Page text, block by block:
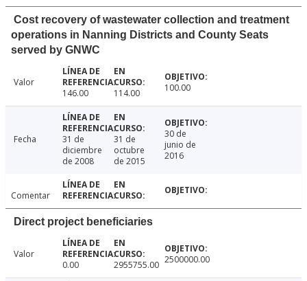
Cost recovery of wastewater collection and treatment
operations in Nanning Districts and County Seats
served by GNWC
Valor
146.00
114.00 100.00
Fecha
31 de
diciembre
de 2008
31 de
octubre
de 2015
30 de
junio de
2016
Comentar
Direct project beneficiaries
Valor
0.00
2955755.00 2500000.00